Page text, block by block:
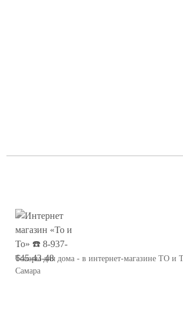
Товары для дома - в интернет-магазине ТО и
Самара